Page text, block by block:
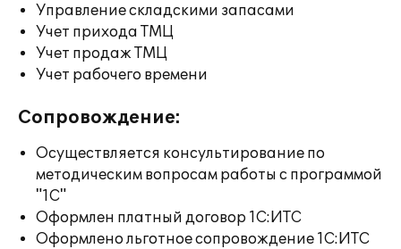
Управление складскими запасами
Учет прихода ТМЦ
Учет продаж ТМЦ
Учет рабочего времени
Сопровождение:
Осуществляется консультирование по
методическим вопросам работы с программой
"1С"
Оформлен платный договор 1С:ИТС
Оформлено льготное сопровождение 1С:ИТС